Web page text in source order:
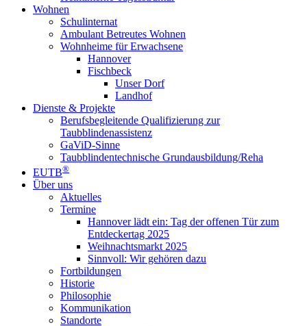
Wohnen
Schulinternat
Ambulant Betreutes Wohnen
Wohnheime für Erwachsene
Hannover
Fischbeck
Unser Dorf
Landhof
Dienste & Projekte
Berufsbegleitende Qualifizierung zur
Taubblindenassistenz
GaViD-Sinne
Taubblindentechnische Grundausbildung/Reha
EUTB®
Über uns
Aktuelles
Termine
Hannover lädt ein: Tag der offenen Tür zum
Entdeckertag 2025
Weihnachtsmarkt 2025
Sinnvoll: Wir gehören dazu
Fortbildungen
Historie
Philosophie
Kommunikation
Standorte